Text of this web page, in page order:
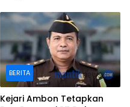
BERITA
Kejari Ambon Tetapkan